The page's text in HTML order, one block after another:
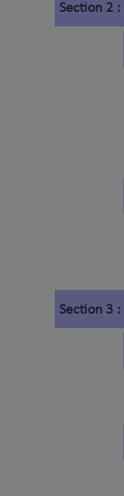
Section 2 :
Section 3 :